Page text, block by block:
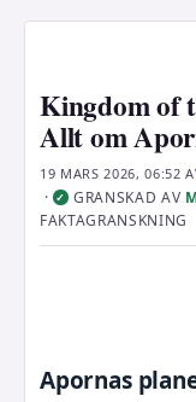
Kingdom of
Allt om
19 MARS 2026, 06:52
· ✓ GRANSKAD AV
FAKTAGRANSKNING
Apornas